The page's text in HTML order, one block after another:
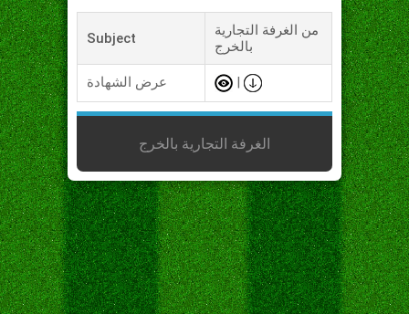
Subject
من الغرفة التجارية
بالخرج
عرض الشهادة
الغرفة التجارية بالخرج